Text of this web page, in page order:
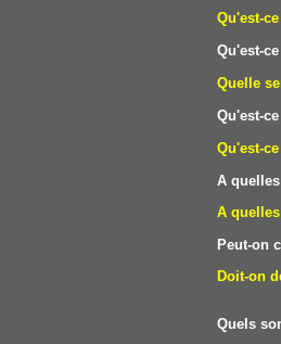
Qu'est-
Qu'est-
Quelle
Qu'est-
Qu'est-
A
A
Peut-on
Doit-on
Quels